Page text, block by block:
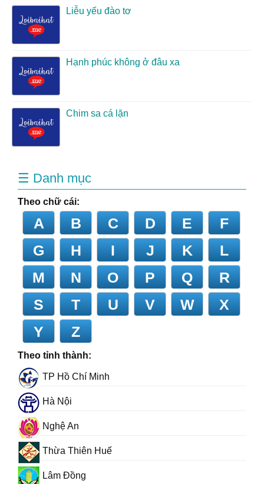
Liễu yếu đào tơ
Hạnh phúc không ở đâu xa
Chim sa cá lặn
☰ Danh mục
Theo chữ cái:
A B C D E
F
G
H I J K
L
M
N O P Q
R
S
T U V W
X
Y
Z
Theo tỉnh thành:
TP Hồ Chí Minh
Hà Nội
Nghệ An
Thừa Thiên Huế
Lâm Đồng